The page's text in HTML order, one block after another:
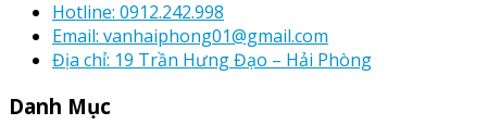
Hotline: 0912.242.998
Email: vanhaiphong01@gmail.com
Địa chỉ: 19 Trần Hưng Đạo – Hải Phòng
Danh Mục